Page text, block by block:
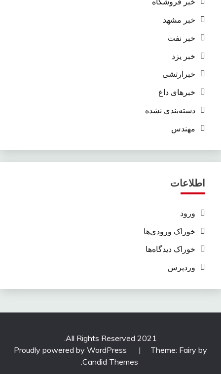
خبر مشهد
خبر نفت
خبر یزد
خبرارتشی
خبرهای داغ
دسته‌بندی نشده
مهندس
اطلاعات
ورود
خوراک ورودی‌ها
خوراک دیدگاه‌ها
وردپرس
All Rights Reserved 2021.
Proudly powered by WordPress
|
Theme: Fairy by
Candid Themes
.